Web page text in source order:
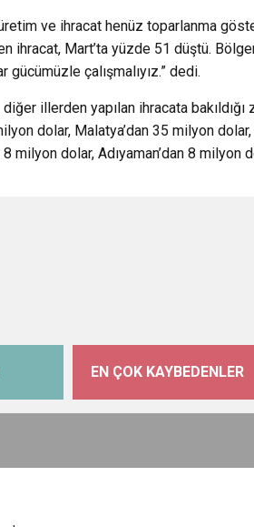
ve ihracat henüz toparlanma
ihracat, Mart’ta yüzde 51 düştü.
gücümüzle çalışmalıyız.” dedi.
diğer illerden yapılan ihracata
dolar, Malatya’dan 35 milyon
milyon dolar, Adıyaman’dan 8 milyon
EN ÇOK KAYBEDENLER